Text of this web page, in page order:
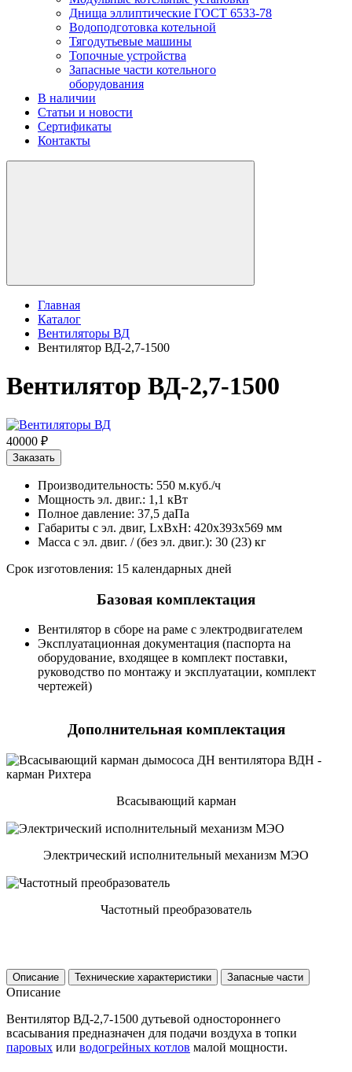
Днища эллиптические ГОСТ 6533-78
Водоподготовка котельной
Тягодутьевые машины
Топочные устройства
Запасные части котельного
оборудования
В наличии
Статьи и новости
Сертификаты
Контакты
Главная
Каталог
Вентиляторы ВД
Вентилятор ВД-2,7-1500
Вентилятор ВД-2,7-1500
40000 ₽
Заказать
Производительность: 550 м.куб./ч
Мощность эл. двиг.: 1,1 кВт
Полное давление: 37,5 даПа
Габариты с эл. двиг, LxBxH: 420х393х569 мм
Масса с эл. двиг. / (без эл. двиг.): 30 (23) кг
Срок изготовления: 15 календарных дней
Базовая комплектация
Вентилятор в сборе на раме с электродвигателем
Эксплуатационная документация (паспорта на
оборудование, входящее в комплект поставки,
руководство по монтажу и эксплуатации, комплект
чертежей)
Дополнительная комплектация
Всасывающий карман
Электрический исполнительный механизм МЭО
Частотный преобразователь
Описание Технические характеристики Запасные части
Описание
Вентилятор ВД-2,7-1500 дутьевой одностороннего
всасывания предназначен для подачи воздуха в топки
паровых или водогрейных котлов малой мощности.